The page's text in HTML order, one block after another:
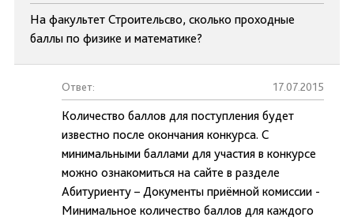
На факультет Строительсво, сколько проходные
баллы по физике и математике?
Ответ: 17.07.2015
Количество баллов для поступления будет
известно после окончания конкурса. С
минимальными баллами для участия в конкурсе
можно ознакомиться на сайте в разделе
Абитуриенту – Документы приёмной комиссии -
Минимальное количество баллов для каждого